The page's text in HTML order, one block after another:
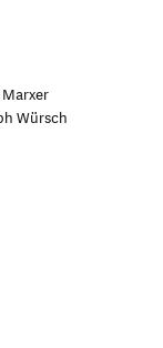
Marxer
Würsch